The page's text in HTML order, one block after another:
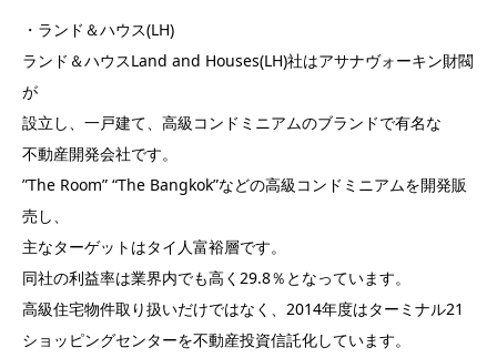
・ランド＆ハウス(LH)
ランド＆ハウスLand and Houses(LH)社はアサナヴォーキン財閥
が
設立し、一戸建て、高級コンドミニアムのブランドで有名な
不動産開発会社です。
”The Room” “The Bangkok”などの高級コンドミニアムを開発販
売し、
主なターゲットはタイ人富裕層です。
同社の利益率は業界内でも高く29.8％となっています。
高級住宅物件取り扱いだけではなく、2014年度はターミナル21
ショッピングセンターを不動産投資信託化しています。